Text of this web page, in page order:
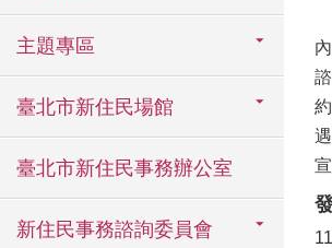
主題專區
臺北市新住民場館
臺北市新住民事務辦公室
新住民事務諮詢委員會